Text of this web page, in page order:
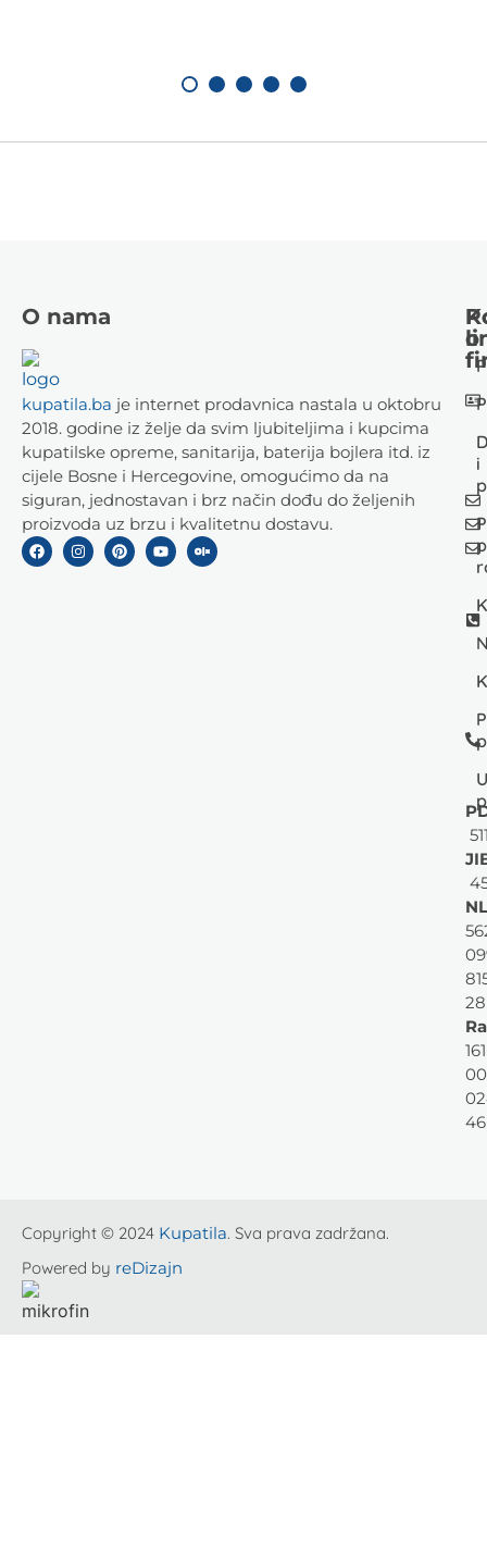
O nama
kupatila.ba je internet prodavnica nastala u oktobru
2018. godine iz želje da svim ljubiteljima i kupcima
kupatilske opreme, sanitarija, baterija bojlera itd. iz
cijele Bosne i Hercegovine, omogućimo da na
siguran, jednostavan i brz način dođu do željenih
proizvoda uz brzu i kvalitetnu dostavu.
i
o
28
46
Copyright © 2024 Kupatila. Sva prava zadržana.
Powered by reDizajn